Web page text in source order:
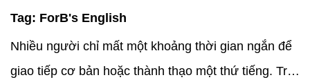
Tag: ForB's English
Nhiều người chỉ mất một khoảng thời gian ngắn để
giao tiếp cơ bản hoặc thành thạo một thứ tiếng. Trái